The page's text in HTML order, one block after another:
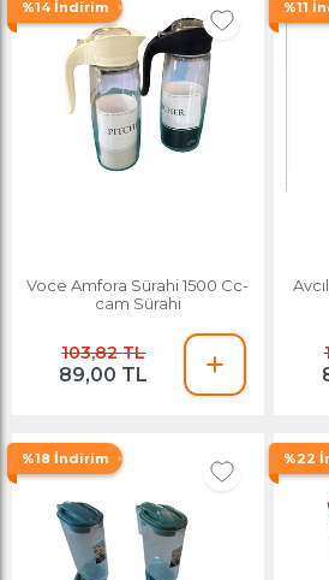
%14 İndirim
Voce Amfora Sürahi 1500 Cc-
cam Sürahi
103,82 TL
89,00 TL
%11
%18 İndirim %22